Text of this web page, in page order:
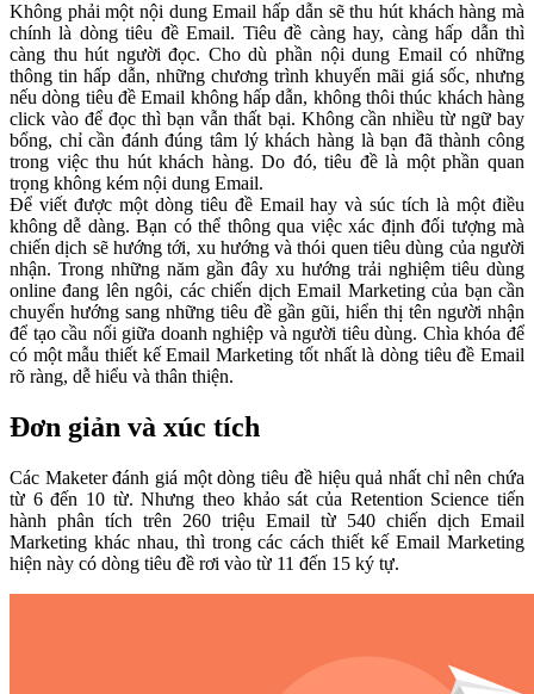
Không phải một nội dung Email hấp dẫn sẽ thu hút khách hàng mà
chính là dòng tiêu đề Email. Tiêu đề càng hay, càng hấp dẫn thì
càng thu hút người đọc. Cho dù phần nội dung Email có những
thông tin hấp dẫn, những chương trình khuyến mãi giá sốc, nhưng
nếu dòng tiêu đề Email không hấp dẫn, không thôi thúc khách hàng
click vào để đọc thì bạn vẫn thất bại. Không cần nhiều từ ngữ bay
bổng, chỉ cần đánh đúng tâm lý khách hàng là bạn đã thành công
trong việc thu hút khách hàng. Do đó, tiêu đề là một phần quan
trọng không kém nội dung Email.
Để viết được một dòng tiêu đề Email hay và súc tích là một điều
không dễ dàng. Bạn có thể thông qua việc xác định đối tượng mà
chiến dịch sẽ hướng tới, xu hướng và thói quen tiêu dùng của người
nhận. Trong những năm gần đây xu hướng trải nghiệm tiêu dùng
online đang lên ngôi, các chiến dịch Email Marketing của bạn cần
chuyển hướng sang những tiêu đề gần gũi, hiển thị tên người nhận
để tạo cầu nối giữa doanh nghiệp và người tiêu dùng. Chìa khóa để
có một mẫu thiết kế Email Marketing tốt nhất là dòng tiêu đề Email
rõ ràng, dễ hiểu và thân thiện.
Đơn giản và xúc tích
Các Maketer đánh giá một dòng tiêu đề hiệu quả nhất chỉ nên chứa
từ 6 đến 10 từ. Nhưng theo khảo sát của Retention Science tiến
hành phân tích trên 260 triệu Email từ 540 chiến dịch Email
Marketing khác nhau, thì trong các cách thiết kế Email Marketing
hiện này có dòng tiêu đề rơi vào từ 11 đến 15 ký tự.